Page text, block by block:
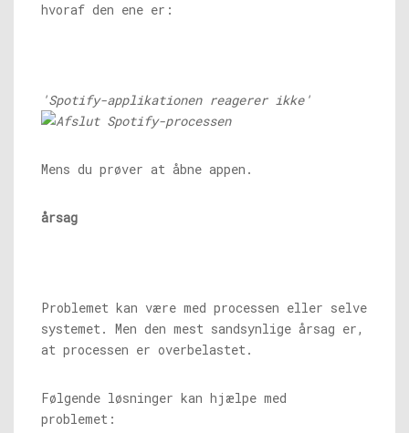
hvoraf den ene er:
'Spotify-applikationen reagerer ikke'
Mens du prøver at åbne appen.
årsag
Problemet kan være med processen eller selve
systemet. Men den mest sandsynlige årsag er,
at processen er overbelastet.
Følgende løsninger kan hjælpe med
problemet: